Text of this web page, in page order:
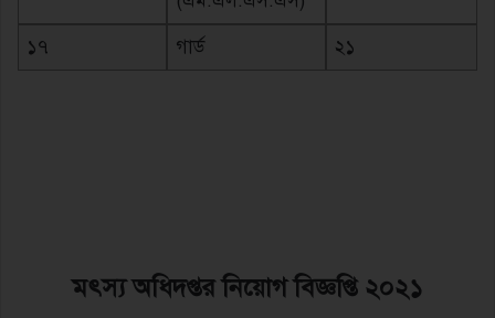
১৭ গার্ড ২১
মৎস্য অধিদপ্তর নিয়োগ বিজ্ঞপ্তি ২০২১